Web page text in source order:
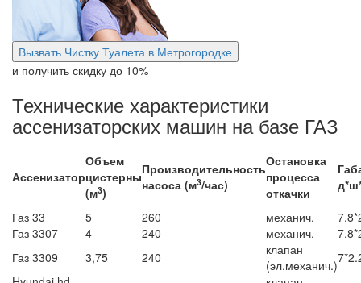
Вызвать Чистку Туалета в Метрогородке
и получить скидку до 10%
Технические характеристики
ассенизаторских машин на базе ГАЗ
Ассенизатор
Объем
цистерны
(м3)
Производительность
насоса (м3/час)
Остановка
процесса
откачки
Газ 33
5 260 механич.
Газ 3307
4 240 механич.
Газ 3309
3,75 240
клапан
(эл.механич.)